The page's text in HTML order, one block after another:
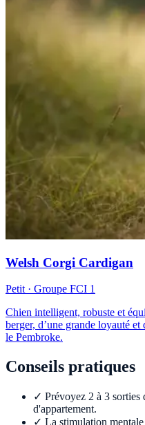
Welsh Corgi Cardigan
Petit · Groupe FCI 1
Chien intelligent, robuste et
berger, d’une grande loyauté
le Pembroke.
Conseils pratiques
✓ Prévoyez 2 à 3 sorties
d'appartement.
✓ La stimulation